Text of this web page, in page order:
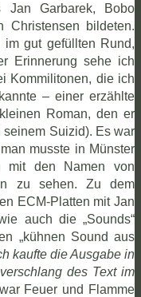
Garbarek, Bobo
Christensen bildeten.
gut gefüllten Rund,
Erinnerung sehe ich
Kommilitonen, die ich
– einer erzählte
Roman, den er
Suizid). Es war
musste in Münster
mit den Namen von
zu sehen. Zu dem
ECM-Platten mit Jan
auch die „Sounds“
„kühnen Sound aus
kaufte die Ausgabe in
des Text im
Feuer und Flamme